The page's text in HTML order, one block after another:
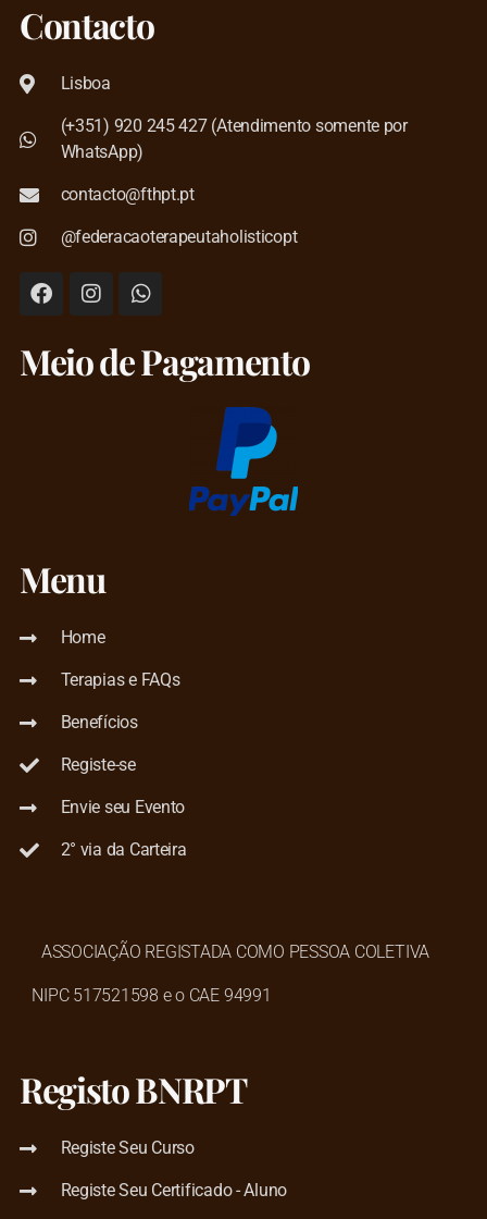
Contacto
Lisboa
(+351) 920 245 427 (Atendimento somente por
WhatsApp)
contacto@fthpt.pt
@federacaoterapeutaholisticopt
Meio de Pagamento
Menu
Home
Terapias e FAQs
Benefícios
Registe-se
Envie seu Evento
2° via da Carteira
ASSOCIAÇÃO REGISTADA COMO PESSOA COLETIVA
NIPC 517521598 e o CAE 94991
Registo BNRPT
Registe Seu Curso
Registe Seu Certificado - Aluno